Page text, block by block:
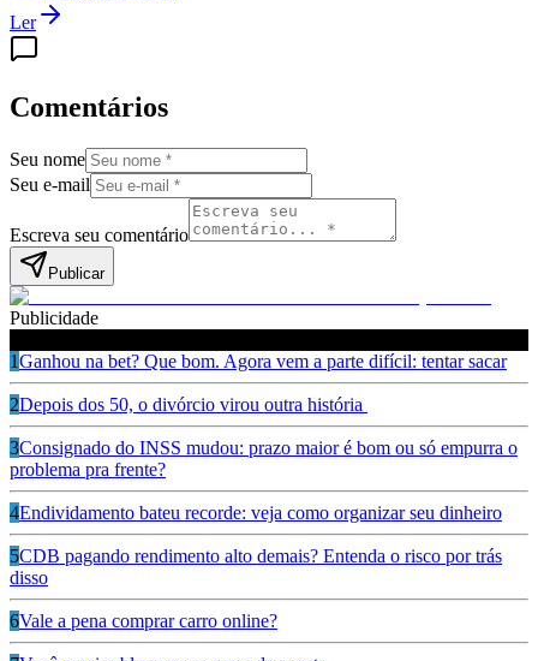
Ler
Comentários
Seu nome
Seu e-mail
Escreva seu comentário
Publicar
Publicidade
1Ganhou na bet? Que bom. Agora vem a parte difícil: tentar sacar
2Depois dos 50, o divórcio virou outra história
3Consignado do INSS mudou: prazo maior é bom ou só empurra o
problema pra frente?
4Endividamento bateu recorde: veja como organizar seu dinheiro
5CDB pagando rendimento alto demais? Entenda o risco por trás
disso
6Vale a pena comprar carro online?